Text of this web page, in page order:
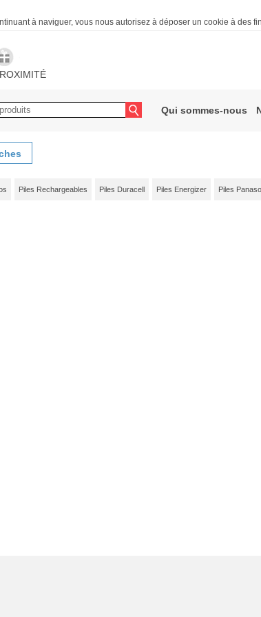
à naviguer, vous nous autorisez à déposer un cookie à des
Qui sommes-nous
Piles Rechargeables Piles Duracell Piles Energizer Piles